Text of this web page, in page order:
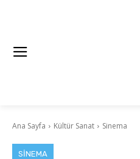
Ana Sayfa Kültür Sanat Sinema
SINEMA